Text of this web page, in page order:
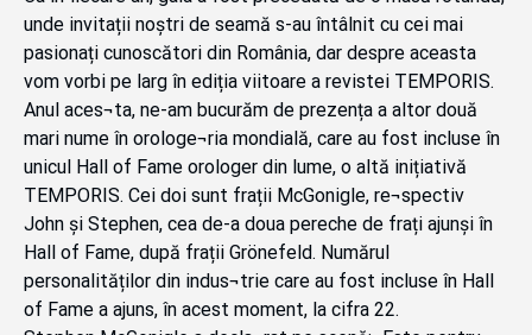
unde invitații noștri de seamă s-au întâlnit cu cei mai
pasionați cunoscători din România, dar despre aceasta
vom vorbi pe larg în ediția viitoare a revistei TEMPORIS.
Anul aces¬ta, ne-am bucurăm de prezența a altor două
mari nume în orologe¬ria mondială, care au fost incluse în
unicul Hall of Fame orologer din lume, o altă inițiativă
TEMPORIS. Cei doi sunt frații McGonigle, re¬spectiv
John și Stephen, cea de-a doua pereche de frați ajunși în
Hall of Fame, după frații Grönefeld. Numărul
personalităților din indus¬trie care au fost incluse în Hall
of Fame a ajuns, în acest moment, la cifra 22.